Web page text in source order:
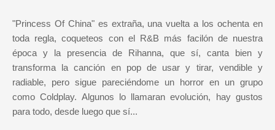
"Princess Of China" es extraña, una vuelta a los ochenta en
toda regla, coqueteos con el R&B más facilón de nuestra
época y la presencia de Rihanna, que sí, canta bien y
transforma la canción en pop de usar y tirar, vendible y
radiable, pero sigue pareciéndome un horror en un grupo
como Coldplay. Algunos lo llamaran evolución, hay gustos
para todo, desde luego que sí...